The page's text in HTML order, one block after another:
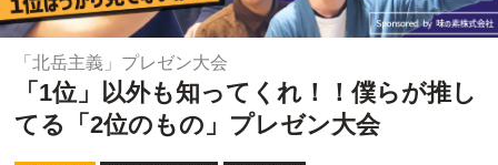
「北岳主義」プレゼン大会
「1位」以外も知ってくれ！！僕らが推し
てる「2位のもの」プレゼン大会